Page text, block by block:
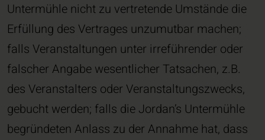
Untermühle nicht zu vertretende Umstände die
Erfüllung des Vertrages unzumutbar machen;
falls Veranstaltungen unter irreführender oder
falscher Angabe wesentlicher Tatsachen, z.B.
des Veranstalters oder Veranstaltungszwecks,
gebucht werden; falls die Jordan’s Untermühle
begründeten Anlass zu der Annahme hat, dass